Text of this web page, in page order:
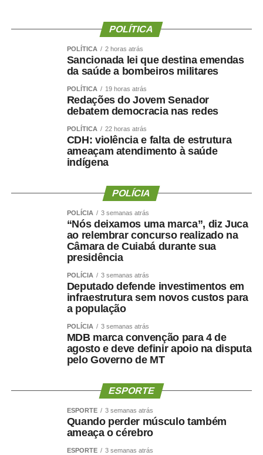
Ao final do encontro, Juca reforçou a importância da
realizados com responsabilidade, transparência e
igualdade de oportunidades para todos os candidatos.
COMENTE ABAIXO:
POLÍTICA
POLÍTICA 2 horas atrás
Sancionada lei que destina emendas
da saúde a bombeiros militares
POLÍTICA 19 horas atrás
Redações do Jovem Senador
debatem democracia nas redes
POLÍTICA 22 horas atrás
CDH: violência e falta de estrutura
ameaçam atendimento à saúde
indígena
POLÍCIA
POLÍCIA 3 semanas atrás
“Nós deixamos uma marca”, diz Juca
ao relembrar concurso realizado na
Câmara de Cuiabá durante sua
presidência
POLÍCIA 3 semanas atrás
Deputado defende investimentos em
infraestrutura sem novos custos para
a população
POLÍCIA 3 semanas atrás
MDB marca convenção para 4 de
agosto e deve definir apoio na disputa
pelo Governo de MT
ESPORTE
ESPORTE 3 semanas atrás
Quando perder músculo também
ameaça o cérebro
ESPORTE 3 semanas atrás